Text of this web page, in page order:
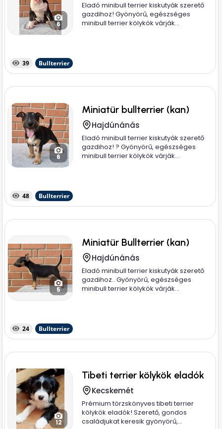
6
Eladó minibull terrier kiskutyák szerető
gazdihoz! Gyönyörű, egészséges
minibull terrier kölykök várják...
39 Bullterrier
6
Miniatür bullterrier (kan)
Hajdúnánás
Eladó minibull terrier kiskutyák szerető
gazdihoz! ? Gyönyörű, egészséges
minibull terrier kölykök várják...
48 Bullterrier
5
Miniatür Bullterrier (kan)
Hajdúnánás
Eladó minibull terrier kiskutyák szerető
gazdihoz.. Gyönyörű, egészséges
minibull terrier kölykök várják...
24 Bullterrier
12
Tibeti terrier kölykök eladók
Kecskemét
Prémium törzskönyves tibeti terrier
kölykök eladók! Szerető, gondos
családjukat keresik gyönyörű,...